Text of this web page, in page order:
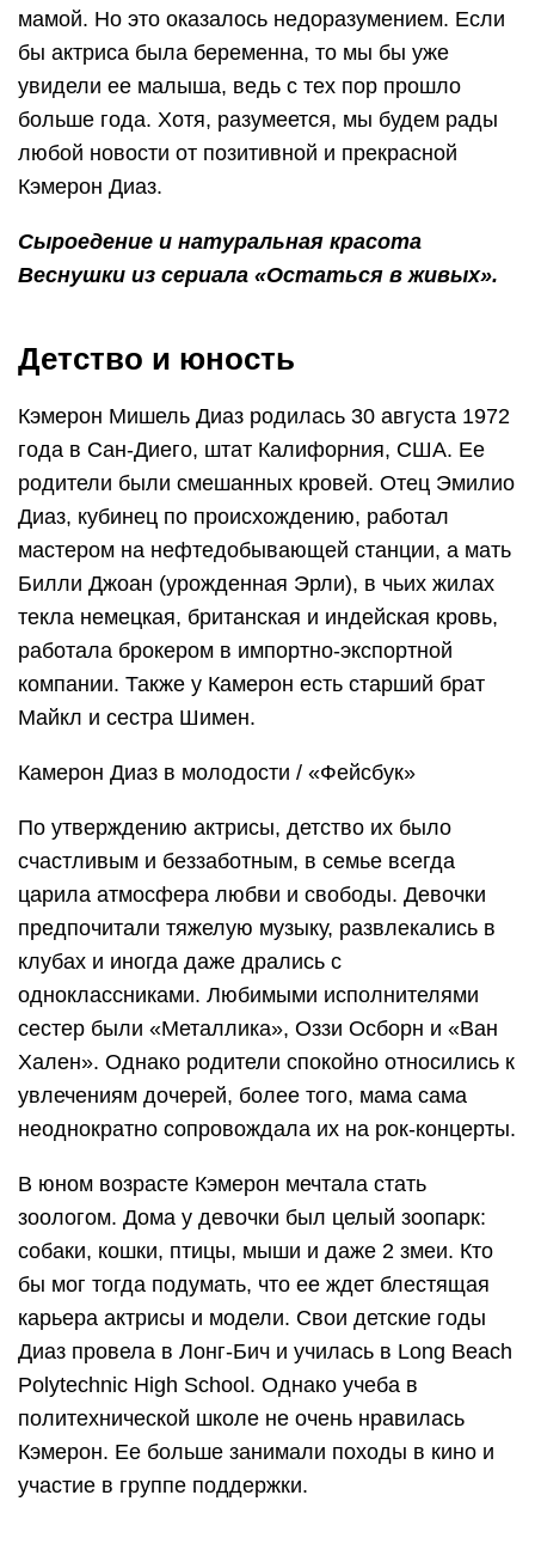
мамой. Но это оказалось недоразумением. Если
бы актриса была беременна, то мы бы уже
увидели ее малыша, ведь с тех пор прошло
больше года. Хотя, разумеется, мы будем рады
любой новости от позитивной и прекрасной
Кэмерон Диаз.
Сыроедение и натуральная красота
Веснушки из сериала «Остаться в живых».
Детство и юность
Кэмерон Мишель Диаз родилась 30 августа 1972
года в Сан-Диего, штат Калифорния, США. Ее
родители были смешанных кровей. Отец Эмилио
Диаз, кубинец по происхождению, работал
мастером на нефтедобывающей станции, а мать
Билли Джоан (урожденная Эрли), в чьих жилах
текла немецкая, британская и индейская кровь,
работала брокером в импортно-экспортной
компании. Также у Камерон есть старший брат
Майкл и сестра Шимен.
Камерон Диаз в молодости / «Фейсбук»
По утверждению актрисы, детство их было
счастливым и беззаботным, в семье всегда
царила атмосфера любви и свободы. Девочки
предпочитали тяжелую музыку, развлекались в
клубах и иногда даже дрались с
одноклассниками. Любимыми исполнителями
сестер были «Металлика», Оззи Осборн и «Ван
Хален». Однако родители спокойно относились к
увлечениям дочерей, более того, мама сама
неоднократно сопровождала их на рок-концерты.
В юном возрасте Кэмерон мечтала стать
зоологом. Дома у девочки был целый зоопарк:
собаки, кошки, птицы, мыши и даже 2 змеи. Кто
бы мог тогда подумать, что ее ждет блестящая
карьера актрисы и модели. Свои детские годы
Диаз провела в Лонг-Бич и училась в Long Beach
Polytechnic High School. Однако учеба в
политехнической школе не очень нравилась
Кэмерон. Ее больше занимали походы в кино и
участие в группе поддержки.